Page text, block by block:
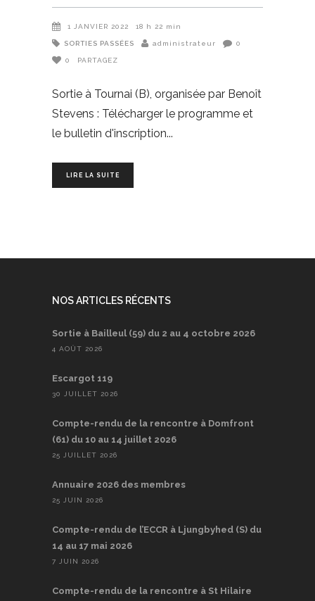
1 JANVIER 2022 18 h 22 min
SORTIES PASSÉES administrateur 0
0 PARTAGEZ
Sortie à Tournai (B), organisée par Benoît
Stevens : Télécharger le programme et
le bulletin d'inscription
LIRE LA SUITE
NOS ARTICLES RÉCENTS
Sortie à Bailleul (59) du 2 au 4 octobre 2026
4 AOÛT 2026
Escargot 119
30 JUILLET 2026
Compte-rendu de la rencontre à Domfront
(61) du 10 au 14 juillet 2026
25 JUILLET 2026
Annuaire 2026 des membres
25 JUIN 2026
Compte-rendu de l’ECCR à Ljungbyhed (S) du
14 au 17 mai 2026
7 JUIN 2026
Compte-rendu de la rencontre à St Hilaire